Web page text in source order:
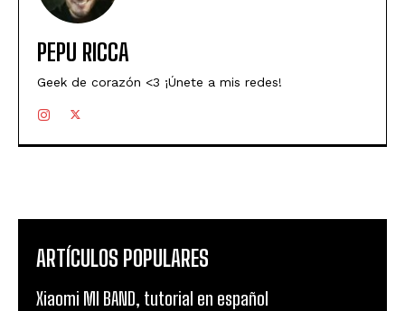
PEPU RICCA
Geek de corazón <3 ¡Únete a mis redes!
ARTÍCULOS POPULARES
Xiaomi MI BAND, tutorial en español